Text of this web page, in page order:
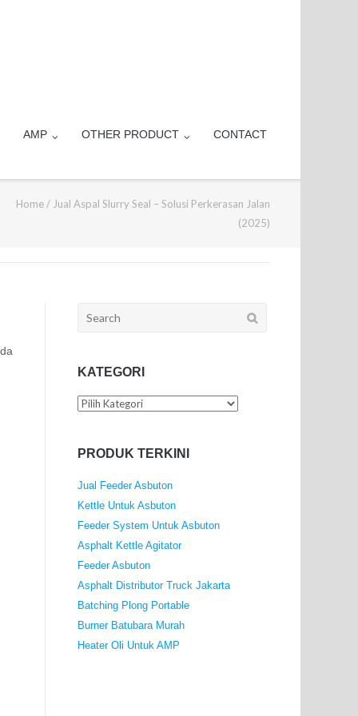
AMP OTHER PRODUCT CONTACT
Home / Jual Aspal Slurry Seal – Solusi Perkerasan Jalan
(2025)
Search
KATEGORI
Kategori
PRODUK TERKINI
Jual Feeder Asbuton
Kettle Untuk Asbuton
Feeder System Untuk Asbuton
Asphalt Kettle Agitator
Feeder Asbuton
Asphalt Distributor Truck Jakarta
Batching Plong Portable
Burner Batubara Murah
Heater Oli Untuk AMP